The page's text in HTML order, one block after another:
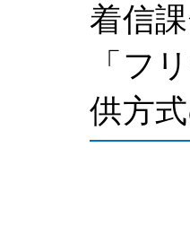
着信
「フ
供方